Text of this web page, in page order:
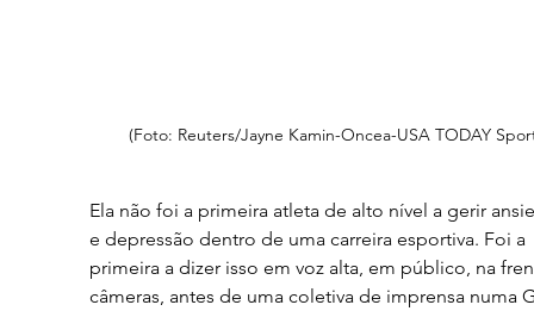
(Foto: Reuters/Jayne Kamin-Oncea-USA TODAY
Ela não foi a primeira atleta de alto nível a gerir
e depressão dentro de uma carreira esportiva. Foi a
primeira a dizer isso em voz alta, em público, na
câmeras, antes de uma coletiva de imprensa numa